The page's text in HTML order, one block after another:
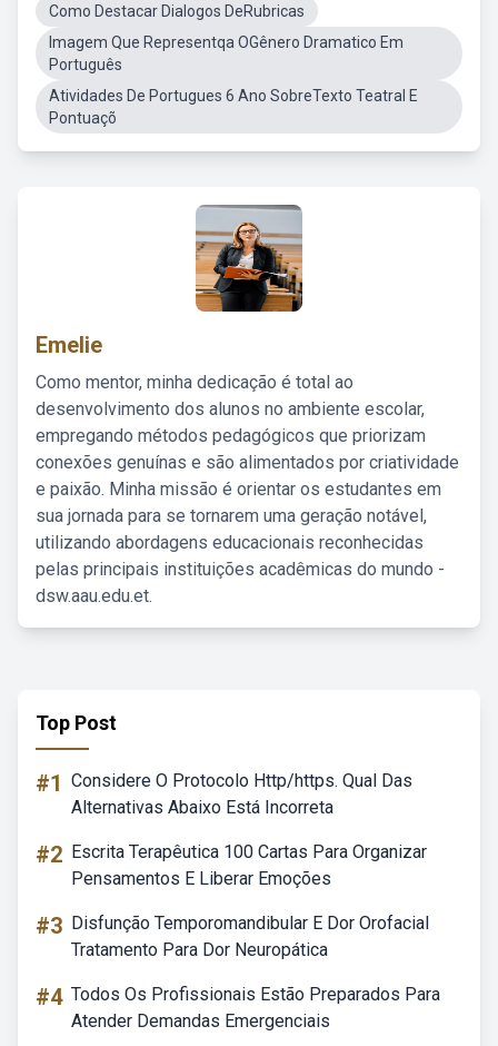
Como Destacar Dialogos DeRubricas
Imagem Que Representqa OGênero Dramatico Em
Português
Atividades De Portugues 6 Ano SobreTexto Teatral E
Pontuaçõ
Emelie
Como mentor, minha dedicação é total ao
desenvolvimento dos alunos no ambiente escolar,
empregando métodos pedagógicos que priorizam
conexões genuínas e são alimentados por criatividade
e paixão. Minha missão é orientar os estudantes em
sua jornada para se tornarem uma geração notável,
utilizando abordagens educacionais reconhecidas
pelas principais instituições acadêmicas do mundo -
dsw.aau.edu.et.
Top Post
#1 Considere O Protocolo Http/https. Qual Das
Alternativas Abaixo Está Incorreta
#2 Escrita Terapêutica 100 Cartas Para Organizar
Pensamentos E Liberar Emoções
#3 Disfunção Temporomandibular E Dor Orofacial
Tratamento Para Dor Neuropática
#4 Todos Os Profissionais Estão Preparados Para
Atender Demandas Emergenciais